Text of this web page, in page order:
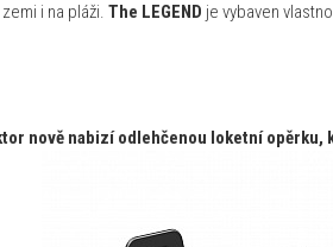
i na pláži. The LEGEND je vybaven
nově nabizí odlehčenou loketní opěrku,